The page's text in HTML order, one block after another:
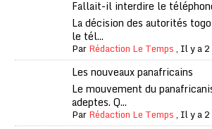
Fallait-il interdire le
La décision des autorités
le tél...
ParRédaction Le Temps, Il y a 2
Les nouveaux panafricains
Le mouvement du
adeptes. Q...
ParRédaction Le Temps, Il y a 2